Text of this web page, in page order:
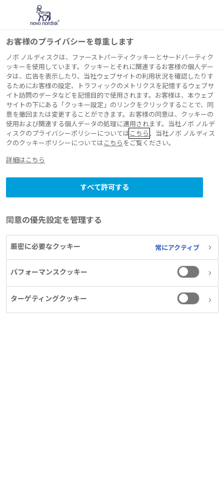
お客様のプライバシーを尊重します
ノボ ノルディスクは、ファーストパーティクッキーとサードパーティク
ッキーを使用しています。クッキーとそれに関連するお客様の個人デー
タは、広告を表示したり、当社ウェブサイトの利用状況を確認したりす
るためにお客様の設定、トラフィックのメトリクスを記憶するウェブサ
イト訪問のデータなどを記憶目的で使用されます。お客様は、本ウェブ
サイトの下にある「クッキー設定」のリンクをクリックすることで、同
意を撤回または変更することができます。お客様の同意は、クッキーの
使用および関連する個人データの処理に適用されます。当社ノボ ノルデ
ィスクのプライバシーポリシーについては こちら 、当社ノボ ノルディス
クのクッキーポリシーについてはこちら をご覧ください。
詳細はこちら
すべて許可する
同意の優先設定を管理する
厳密に必要なクッキー 常にアクティブ
パフォーマンスクッキー
ターゲティングクッキー